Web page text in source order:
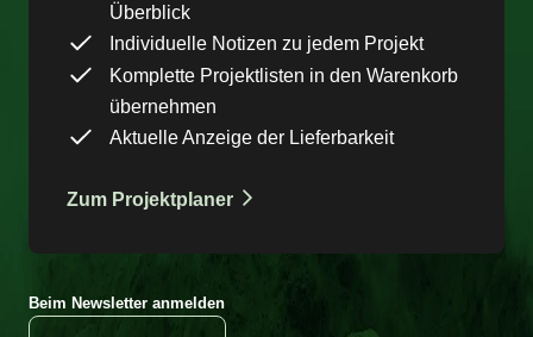
Überblick
Individuelle Notizen zu jedem Projekt
Komplette Projektlisten in den Warenkorb
übernehmen
Aktuelle Anzeige der Lieferbarkeit
Zum Projektplaner
Beim Newsletter anmelden